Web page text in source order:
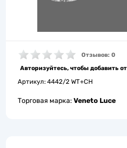
Отзывов: 0
Авторизуйтесь, чтобы добавить
Артикул: 4442/2 WT+CH
Торговая марка: Veneto Luce